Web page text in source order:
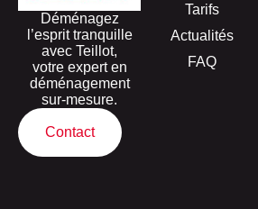
Déménagez
l’esprit tranquille
avec Teillot,
votre expert en
déménagement
sur-mesure.
Contact
Tarifs
Actualités
FAQ